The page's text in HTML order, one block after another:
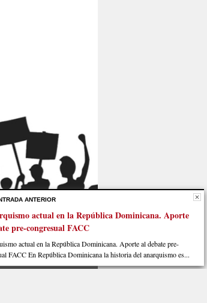
ANTERIOR
actual en la República Dominicana. Aporte
pre-congresual FACC
actual en la República Dominicana. Aporte al debate pre-
FACC En República Dominicana la historia del anarquismo es...